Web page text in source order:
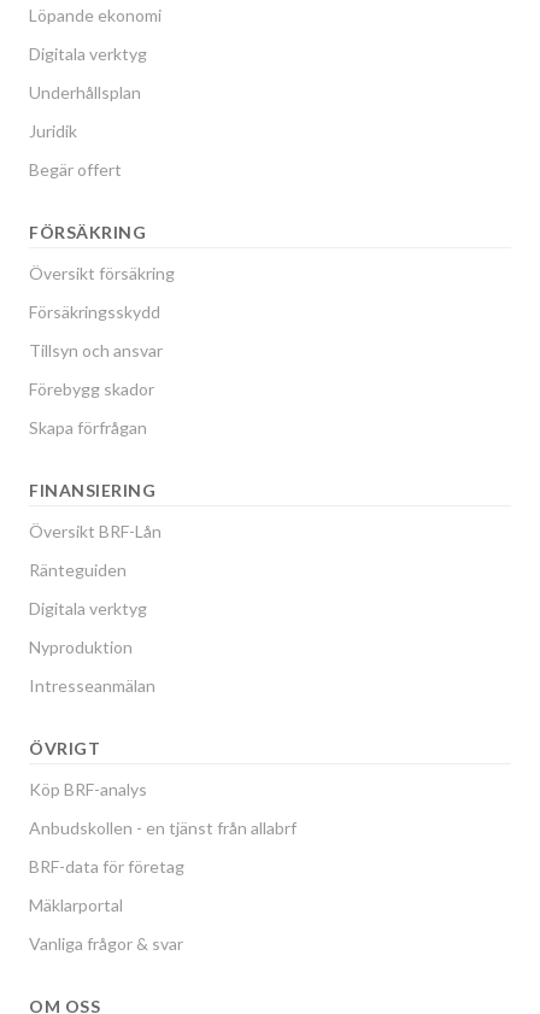
Löpande ekonomi
Digitala verktyg
Underhållsplan
Juridik
Begär offert
FÖRSÄKRING
Översikt försäkring
Försäkringsskydd
Tillsyn och ansvar
Förebygg skador
Skapa förfrågan
FINANSIERING
Översikt BRF-Lån
Ränteguiden
Digitala verktyg
Nyproduktion
Intresseanmälan
ÖVRIGT
Köp BRF-analys
Anbudskollen - en tjänst från allabrf
BRF-data för företag
Mäklarportal
Vanliga frågor & svar
OM OSS